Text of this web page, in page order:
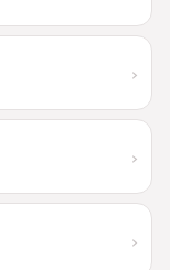
›
›
›